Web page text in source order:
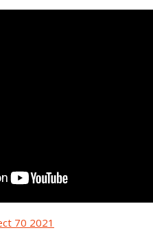
70 2021